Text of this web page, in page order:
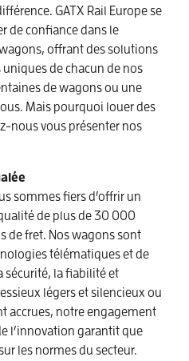
GATX Rail Europe se
de confiance dans le
offrant des solutions
de chacun de nos
de wagons ou une
Mais pourquoi louer des
nous vous présenter nos
sommes fiers d’offrir un
de plus de 30 000
de fret. Nos wagons sont
télématiques et de
sécurité, la fiabilité et
légers et silencieux ou
accrues, notre engagement
l’innovation garantit que
les normes du secteur.